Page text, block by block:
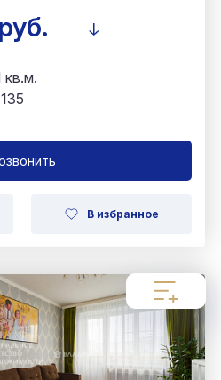
руб.
кв.м.
В избранное